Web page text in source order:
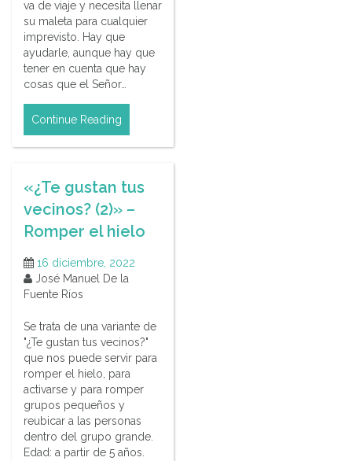
va de viaje y necesita llenar
su maleta para cualquier
imprevisto. Hay que
ayudarle, aunque hay que
tener en cuenta que hay
cosas que el Señor…
Continue Reading
«¿Te gustan tus
vecinos? (2)» –
Romper el hielo
16 diciembre, 2022
José Manuel De la
Fuente Ríos
Se trata de una variante de
"¿Te gustan tus vecinos?"
que nos puede servir para
romper el hielo, para
activarse y para romper
grupos pequeños y
reubicar a las personas
dentro del grupo grande.
Edad: a partir de 5 años.